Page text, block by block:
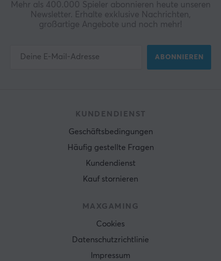
Mehr als 400.000 Spieler abonnieren heute unseren
Newsletter. Erhalte exklusive Nachrichten,
großartige Angebote und noch mehr!
ABONNIEREN
KUNDENDIENST
Geschäftsbedingungen
Häufig gestellte Fragen
Kundendienst
Kauf stornieren
MAXGAMING
Cookies
Datenschutzrichtlinie
Impressum